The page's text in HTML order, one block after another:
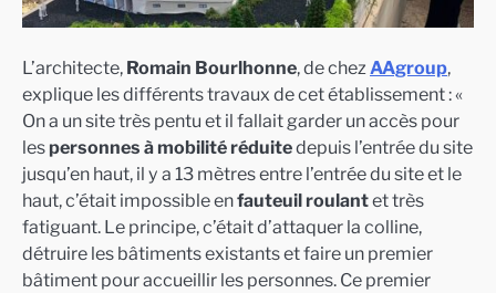
L’architecte, Romain Bourlhonne, de chez AAgroup,
explique les différents travaux de cet établissement : «
On a un site très pentu et il fallait garder un accès pour
les personnes à mobilité réduitedepuis l’entrée du site
jusqu’en haut, il y a 13 mètres entre l’entrée du site et le
haut, c’était impossible enfauteuil roulantet très
fatiguant. Le principe, c’était d’attaquer la colline,
détruire les bâtiments existants et faire un premier
bâtiment pour accueillir les personnes. Ce premier